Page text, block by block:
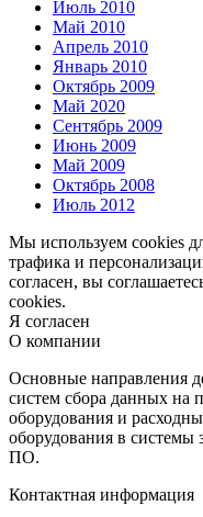
Июль 2010
Май 2010
Апрель 2010
Январь 2010
Октябрь 2009
Май 2020
Сентябрь 2009
Июнь 2009
Май 2009
Октябрь 2008
Июль 2012
Мы используем cookies
трафика и
согласен, вы
cookies.
Я согласен
О компании
Основные направления
систем сбора данных на
оборудования и
оборудования в системы
ПО.
Контактная информация